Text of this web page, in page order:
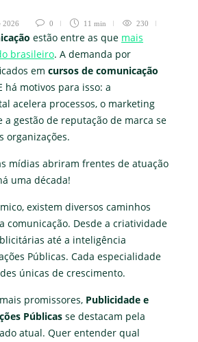
2026 0 11 min 230
estão entre as que mais
brasileiro. A demanda por
em cursos de comunicação
há motivos para isso: a
acelera processos, o marketing
a gestão de reputação de marca se
organizações.
mídias abriram frentes de atuação
uma década!
existem diversos caminhos
comunicação. Desde a criatividade
até a inteligência
Públicas. Cada especialidade
únicas de crescimento.
promissores, Publicidade e
Públicas se destacam pela
atual. Quer entender qual